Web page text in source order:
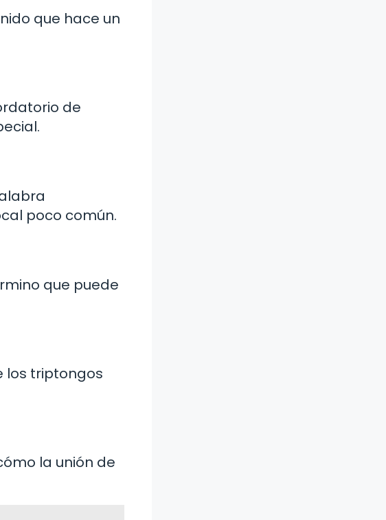
que hace un
de
poco común.
que puede
los triptongos
la unión de